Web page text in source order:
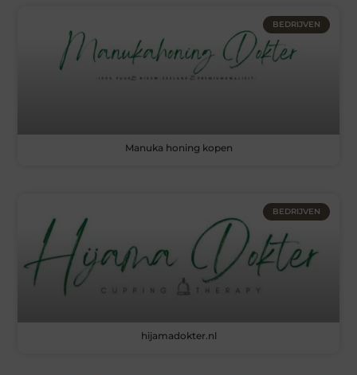
BEDRIJVEN
Manuka honing kopen
BEDRIJVEN
hijamadokter.nl